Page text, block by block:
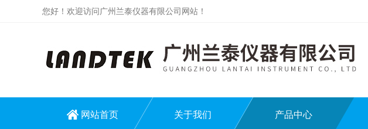
您好！欢迎访问广州兰泰仪器有限公司网站！
网站首页 关于我们 产品中心